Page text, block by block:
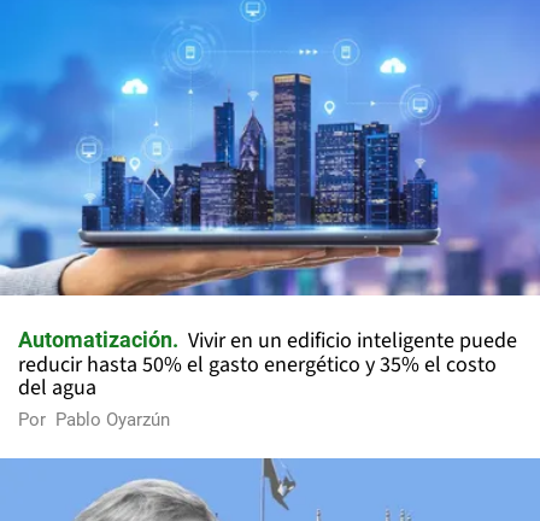
Automatización
Vivir en un edificio inteligente puede
reducir hasta 50% el gasto energético y 35% el costo
del agua
Por Pablo Oyarzún